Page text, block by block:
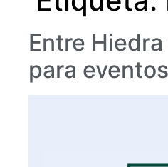
Entre
para eventos